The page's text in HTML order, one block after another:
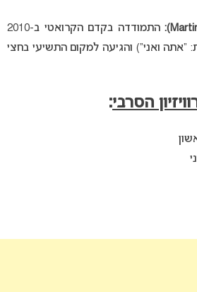
התמודדה בקדם הקרואטי ב-2010
“אתה ואני”) והגיעה למקום התשיעי בחצי
הסרבי: